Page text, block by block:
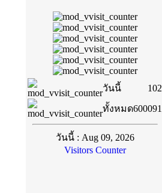
วันนี้
102
ทั้งหมด600091
วันนี้ : Aug 09, 2026
Visitors Counter